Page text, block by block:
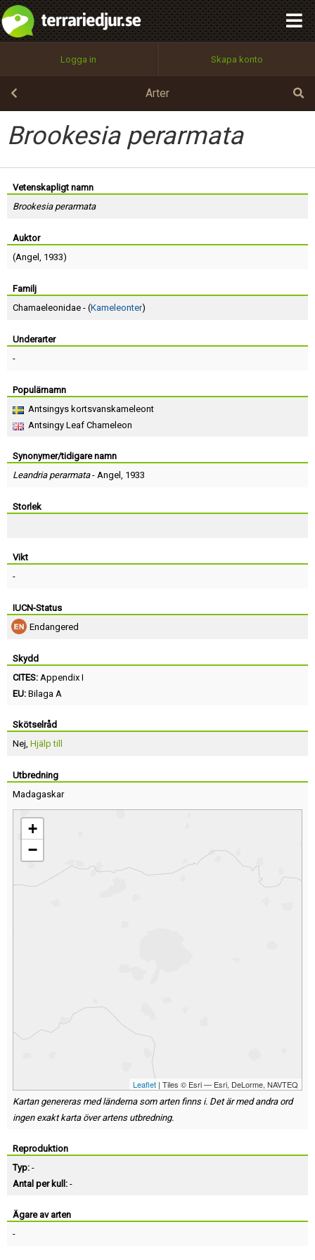
Logga in Skapa konto
Arter
Brookesia perarmata
Vetenskapligt namn
Brookesia perarmata
Auktor
(Angel , 1933)
Familj
Chamaeleonidae - (Kameleonter)
Underarter
-
Populärnamn
Antsingys kortsvanskameleont
Antsingy Leaf Chameleon
Synonymer/tidigare namn
Leandria perarmata- Angel , 1933
Storlek
Vikt
-
IUCN-Status
Endangered
Skydd
CITES: Appendix I
EU: Bilaga A
Skötselråd
Nej, Hjälp till
Utbredning
Madagaskar
+
−
Leaflet | Tiles © Esri — Esri, DeLorme, NAVTEQ
Kartan genereras med länderna som arten finns i. Det är med andra ord
ingen exakt karta över artens utbredning.
Reproduktion
Typ: -
Antal per kull: -
Ägare av arten
-
Utför
100%
OK
integritetspolicy
Namn:
Epost:
Lösenord:
Terms of Service
Skapa konto
Begär nytt lösenord
Tillbaka till förstasidan